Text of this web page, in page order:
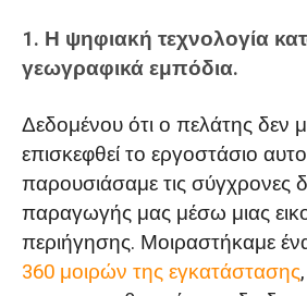
1. Η ψηφιακή τεχνολογία
γεωγραφικά εμπόδια.
Δεδομένου ότι ο πελάτης δεν
επισκεφθεί το εργοστάσιο
παρουσιάσαμε τις σύγχρονες
παραγωγής μας μέσω μιας
περιήγησης. Μοιραστήκαμε
360 μοιρών της εγκατάστασης